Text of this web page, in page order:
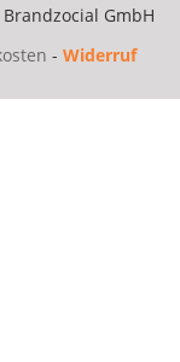
Brandzocial GmbH
- Widerruf